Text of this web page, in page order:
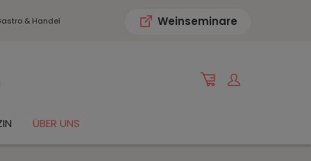
& Handel Weinseminare
ÜBER UNS